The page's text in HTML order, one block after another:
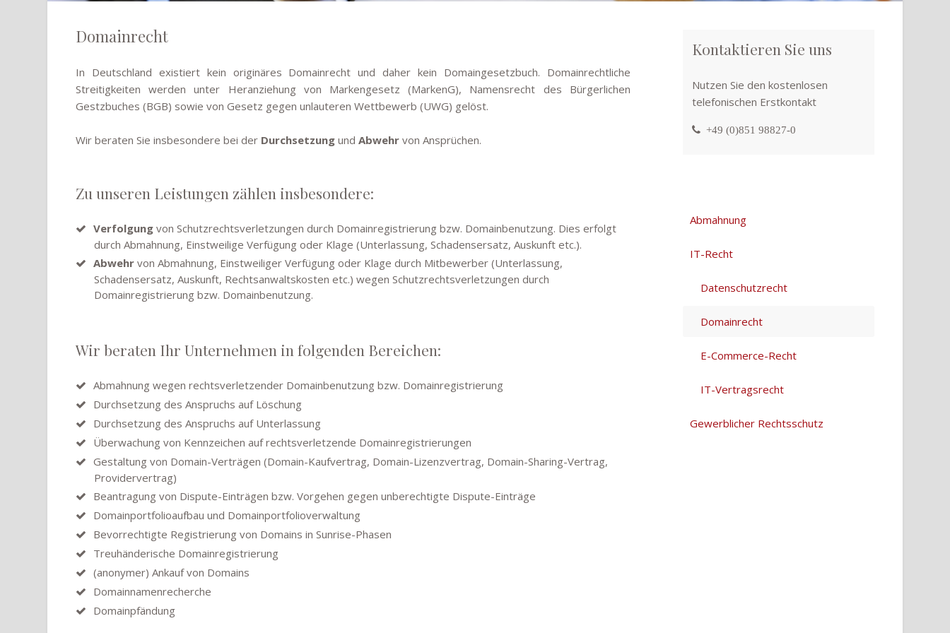
Domainrecht
In Deutschland existiert kein originäres Domainrecht und daher kein Domaingesetzbuch. Domainrechtliche
Streitigkeiten werden unter Heranziehung von Markengesetz (MarkenG), Namensrecht des Bürgerlichen
Gestzbuches (BGB) sowie von Gesetz gegen unlauteren Wettbewerb (UWG) gelöst.
Wir beraten Sie insbesondere bei der Durchsetzung und Abwehr von Ansprüchen.
Zu unseren Leistungen zählen insbesondere:
Verfolgung von Schutzrechtsverletzungen durch Domainregistrierung bzw. Domainbenutzung. Dies erfolgt
durch Abmahnung, Einstweilige Verfügung oder Klage (Unterlassung, Schadensersatz, Auskunft etc.).
Abwehr von Abmahnung, Einstweiliger Verfügung oder Klage durch Mitbewerber (Unterlassung,
Schadensersatz, Auskunft, Rechtsanwaltskosten etc.) wegen Schutzrechtsverletzungen durch
Domainregistrierung bzw. Domainbenutzung.
Wir beraten Ihr Unternehmen in folgenden Bereichen:
Abmahnung wegen rechtsverletzender Domainbenutzung bzw. Domainregistrierung
Durchsetzung des Anspruchs auf Löschung
Durchsetzung des Anspruchs auf Unterlassung
Überwachung von Kennzeichen auf rechtsverletzende Domainregistrierungen
Gestaltung von Domain-Verträgen (Domain-Kaufvertrag, Domain-Lizenzvertrag, Domain-Sharing-Vertrag,
Providervertrag)
Beantragung von Dispute-Einträgen bzw. Vorgehen gegen unberechtigte Dispute-Einträge
Domainportfolioaufbau und Domainportfolioverwaltung
Bevorrechtigte Registrierung von Domains in Sunrise-Phasen
Treuhänderische Domainregistrierung
(anonymer) Ankauf von Domains
Domainnamenrecherche
Domainpfändung
Kontaktieren Sie uns
Nutzen Sie den kostenlosen
telefonischen Erstkontakt
+49 (0)851 98827-0
Abmahnung
IT-Recht
Datenschutzrecht
Domainrecht
E-Commerce-Recht
IT-Vertragsrecht
Gewerblicher Rechtsschutz